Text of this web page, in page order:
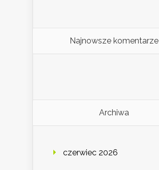
Najnowsze komentarze
Archiwa
czerwiec 2026